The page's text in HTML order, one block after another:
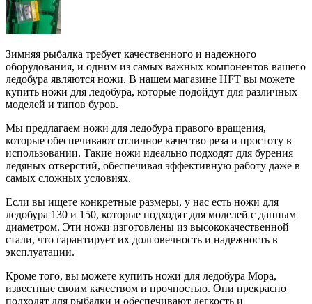
Зимняя рыбалка требует качественного и надежного
оборудования, и одним из самых важных компонентов вашего
ледобура являются ножи. В нашем магазине HFT вы можете
купить ножи для ледобура, которые подойдут для различных
моделей и типов буров.
Мы предлагаем ножи для ледобура правого вращения,
которые обеспечивают отличное качество реза и простоту в
использовании. Такие ножи идеально подходят для бурения
ледяных отверстий, обеспечивая эффективную работу даже в
самых сложных условиях.
Если вы ищете конкретные размеры, у нас есть ножи для
ледобура 130 и 150, которые подходят для моделей с данным
диаметром. Эти ножи изготовлены из высококачественной
стали, что гарантирует их долговечность и надежность в
эксплуатации.
Кроме того, вы можете купить ножи для ледобура Мора,
известные своим качеством и прочностью. Они прекрасно
подходят для рыбалки и обеспечивают легкость и